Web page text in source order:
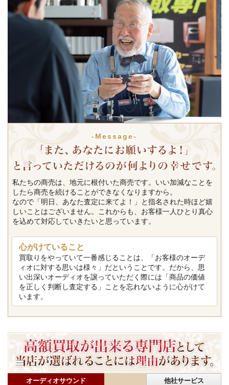
-Message-
私たちの商売は、地元に根付いた商売です。いい加減なことを
したら商売を続けることができなくなりますから。
なので「明日、あなた査定に来てよ！」と指名された時ほど嬉
しいことはございません。これからも、お客様一人ひとり真心
を込めて対応していきたいと思っています。
心がけていること
買取りをやっていて一番感じることは、「お客様のオーデ
ィオに対する思いは様々」だということです。だから、思
い出深いオーディオを譲っていただく際には「商品の価値
を正しく判断し査定する」ことを忘れないように心がけて
います。
オーディオサウンド 他社サービス